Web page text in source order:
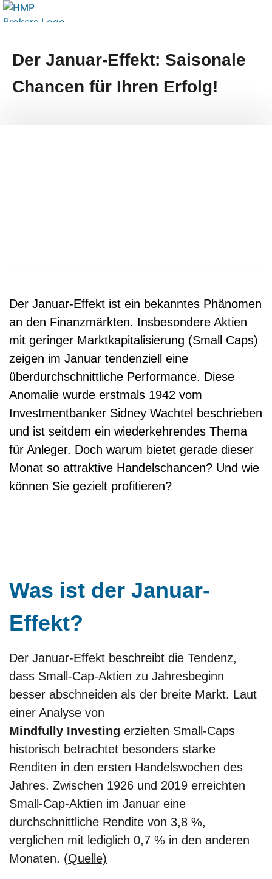
Der Januar-Effekt: Saisonale
Chancen für Ihren Erfolg!
Der Januar-Effekt ist ein bekanntes Phänomen
an den Finanzmärkten. Insbesondere Aktien
mit geringer Marktkapitalisierung (Small Caps)
zeigen im Januar tendenziell eine
überdurchschnittliche Performance. Diese
Anomalie wurde erstmals 1942 vom
Investmentbanker Sidney Wachtel beschrieben
und ist seitdem ein wiederkehrendes Thema
für Anleger. Doch warum bietet gerade dieser
Monat so attraktive Handelschancen? Und wie
können Sie gezielt profitieren?
Was ist der Januar-
Effekt?
Der Januar-Effekt beschreibt die Tendenz,
dass Small-Cap-Aktien zu Jahresbeginn
besser abschneiden als der breite Markt. Laut
einer Analyse von
Mindfully Investing erzielten Small-Caps
historisch betrachtet besonders starke
Renditen in den ersten Handelswochen des
Jahres. Zwischen 1926 und 2019 erreichten
Small-Cap-Aktien im Januar eine
durchschnittliche Rendite von 3,8 %,
verglichen mit lediglich 0,7 % in den anderen
Monaten. (Quelle)